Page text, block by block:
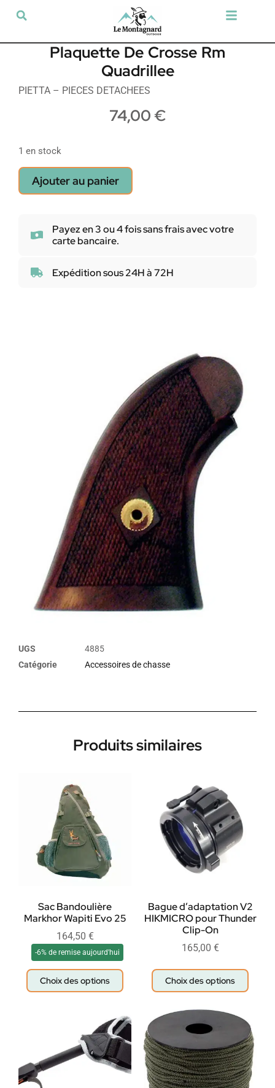
Plaquette De Crosse Rm
Quadrillee
PIETTA – PIECES DETACHEES
74,00 €
1 en stock
Ajouter au panier
Payez en 3 ou 4 fois sans frais avec votre
carte bancaire.
Expédition sous 24H à 72H
UGS
4885
Catégorie
Accessoires de chasse
Produits similaires
Sac Bandoulière
Markhor Wapiti Evo 25
164,50 €
-6% de remise aujourd'hui
Choix des options
Bague d’adaptation V2
HIKMICRO pour Thunder
Clip-On
165,00 €
Choix des options